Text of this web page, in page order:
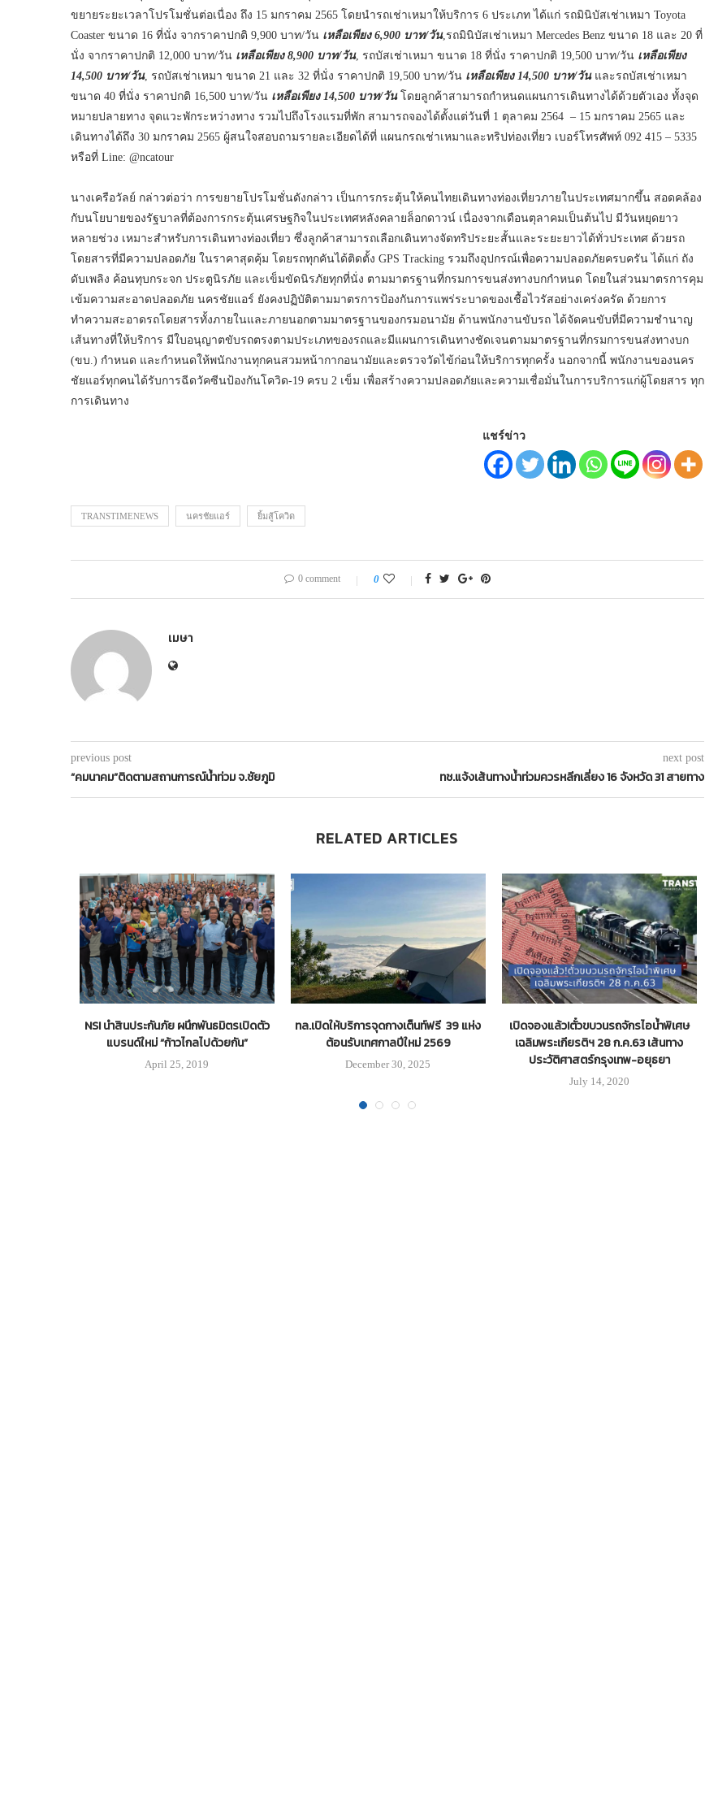
ขยายระยะเวลาโปรโมชั่นต่อเนื่อง ถึง 15 มกราคม 2565 โดยนำรถเช่าเหมาให้บริการ 6 ประเภท ได้แก่ รถมินิบัสเช่าเหมา Toyota
Coaster ขนาด 16 ที่นั่ง จากราคาปกติ 9,900 บาท/วัน เหลือเพียง 6,900 บาท/วัน,รถมินิบัสเช่าเหมา Mercedes Benz ขนาด 18 และ 20 ที่
นั่ง จากราคาปกติ 12,000 บาท/วัน เหลือเพียง 8,900 บาท/วัน, รถบัสเช่าเหมา ขนาด 18 ที่นั่ง ราคาปกติ 19,500 บาท/วัน เหลือเพียง
14,500 บาท/วัน, รถบัสเช่าเหมา ขนาด 21 และ 32 ที่นั่ง ราคาปกติ 19,500 บาท/วัน เหลือเพียง 14,500 บาท/วันและรถบัสเช่าเหมา
ขนาด 40 ที่นั่ง ราคาปกติ 16,500 บาท/วัน เหลือเพียง 14,500 บาท/วันโดยลูกค้าสามารถกำหนดแผนการเดินทางได้ด้วยตัวเอง ทั้งจุด
หมายปลายทาง จุดแวะพักระหว่างทาง รวมไปถึงโรงแรมที่พัก สามารถจองได้ตั้งแต่วันที่ 1 ตุลาคม 2564 – 15 มกราคม 2565 และ
เดินทางได้ถึง 30 มกราคม 2565 ผู้สนใจสอบถามรายละเอียดได้ที่ แผนกรถเช่าเหมาและทริปท่องเที่ยว เบอร์โทรศัพท์ 092 415 – 5335
หรือที่ Line: @ncatour
นางเครือวัลย์ กล่าวต่อว่า การขยายโปรโมชั่นดังกล่าว เป็นการกระตุ้นให้คนไทยเดินทางท่องเที่ยวภายในประเทศมากขึ้น สอดคล้อง
กับนโยบายของรัฐบาลที่ต้องการกระตุ้นเศรษฐกิจในประเทศหลังคลายล็อกดาวน์ เนื่องจากเดือนตุลาคมเป็นต้นไป มีวันหยุดยาว
หลายช่วง เหมาะสำหรับการเดินทางท่องเที่ยว ซึ่งลูกค้าสามารถเลือกเดินทางจัดทริประยะสั้นและระยะยาวได้ทั่วประเทศ ด้วยรถ
โดยสารที่มีความปลอดภัย ในราคาสุดคุ้ม โดยรถทุกคันได้ติดตั้ง GPS Tracking รวมถึงอุปกรณ์เพื่อความปลอดภัยครบครัน ได้แก่ ถัง
ดับเพลิง ค้อนทุบกระจก ประตูนิรภัย และเข็มขัดนิรภัยทุกที่นั่ง ตามมาตรฐานที่กรมการขนส่งทางบกกำหนด โดยในส่วนมาตรการคุม
เข้มความสะอาดปลอดภัย นครชัยแอร์ ยังคงปฏิบัติตามมาตรการป้องกันการแพร่ระบาดของเชื้อไวรัสอย่างเคร่งครัด ด้วยการ
ทำความสะอาดรถโดยสารทั้งภายในและภายนอกตามมาตรฐานของกรมอนามัย ด้านพนักงานขับรถ ได้จัดคนขับที่มีความชำนาญ
เส้นทางที่ให้บริการ มีใบอนุญาตขับรถตรงตามประเภทของรถและมีแผนการเดินทางชัดเจนตามมาตรฐานที่กรมการขนส่งทางบก
(ขบ.) กำหนด และกำหนดให้พนักงานทุกคนสวมหน้ากากอนามัยและตรวจวัดไข้ก่อนให้บริการทุกครั้ง นอกจากนี้ พนักงานของนคร
ชัยแอร์ทุกคนได้รับการฉีดวัคซีนป้องกันโควิด-19 ครบ 2 เข็ม เพื่อสร้างความปลอดภัยและความเชื่อมั่นในการบริการแก่ผู้โดยสาร ทุก
การเดินทาง
แชร์ข่าว
TRANSTIMENEWS นครชัยแอร์ ยิ้มสู้โควิด
0 comment 0
เมษา
previous post
“คมนาคม”ติดตามสถานการณ์น้ำท่วม จ.ชัยภูมิ
next post
ทช.แจ้งเส้นทางน้ำท่วมควรหลีกเลี่ยง 16 จังหวัด 31 สายทาง
RELATED ARTICLES
NSI นำสินประกันภัย ผนึกพันธมิตรเปิดตัว
แบรนด์ใหม่ “ก้าวไกลไปด้วยกัน”
April 25, 2019
ทล.เปิดให้บริการจุดกางเต็นท์ฟรี 39 แห่ง
ต้อนรับเทศกาลปีใหม่ 2569
December 30, 2025
เปิดจองแล้ว!ตั๋วขบวนรถจักรไอน้ำพิเศษ
เฉลิมพระเกียรติฯ 28 ก.ค.63 เส้นทาง
ประวัติศาสตร์กรุงเทพ-อยุธยา
July 14, 2020